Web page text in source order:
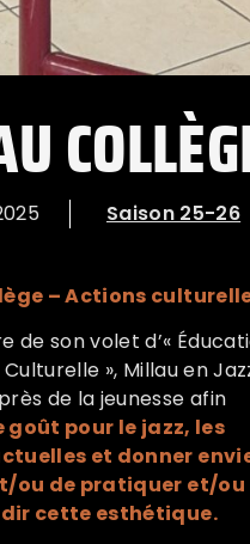
Saison 25-26
lège – Actions
de son volet d’«
», Millau en
de la jeunesse afin
goût pour le jazz, les
et donner
ou de pratiquer et/ou
cette esthétique.